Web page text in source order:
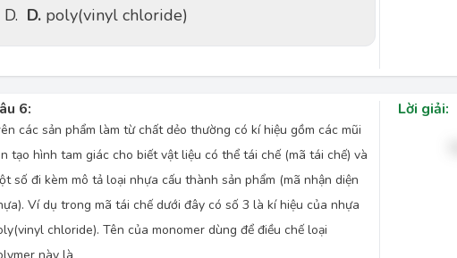
D. D. poly(vinyl chloride)
6:
các sản phẩm làm từ chất dẻo thường có kí hiệu gồm các mũi
tạo hình tam giác cho biết vật liệu có thể tái chế (mã tái chế) và
số đi kèm mô tả loại nhựa cấu thành sản phẩm (mã nhận diện
). Ví dụ trong mã tái chế dưới đây có số 3 là kí hiệu của nhựa
chloride). Tên của monomer dùng để điều chế loại
Lời giải: